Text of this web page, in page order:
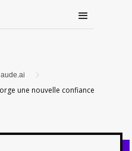
5
une nouvelle confiance